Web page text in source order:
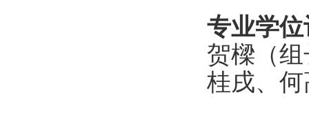
专业学
贺樑（组
桂戌、